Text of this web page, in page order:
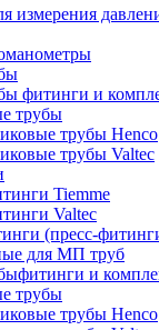
измерения
фитинги и
трубы
трубы Henco
трубы Valtec
Tiemme
Valtec
(пресс-
для МП труб
и
трубы
трубы Henco